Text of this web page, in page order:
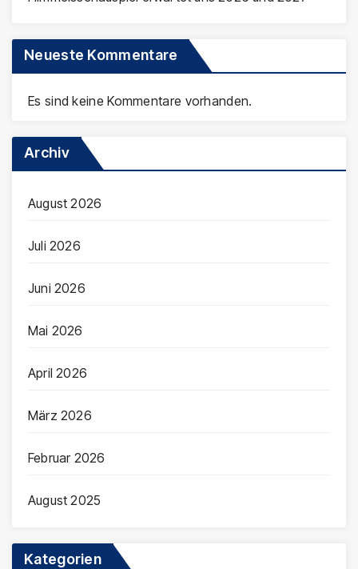
Neueste Kommentare
Es sind keine Kommentare vorhanden.
Archiv
August 2026
Juli 2026
Juni 2026
Mai 2026
April 2026
März 2026
Februar 2026
August 2025
Kategorien